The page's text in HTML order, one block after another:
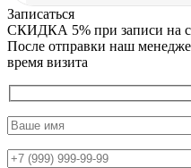
Записаться
СКИДКА 5% при записи на
После отправки наш
время визита